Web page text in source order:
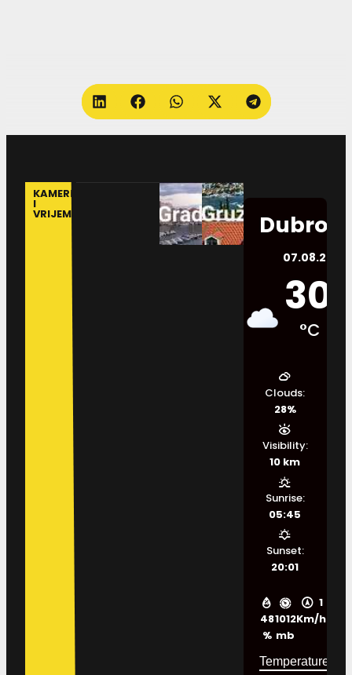
KAMERE
I
VRIJEME
07.08.2026.
30
°C
48
%
1012
mb
1
Km/h
Clouds:
28%
Visibility:
10 km
Sunrise:
05:45
Sunset:
20:01